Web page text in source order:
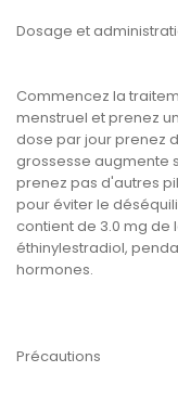
Dosage et
Commencez la
menstruel et prenez
dose par jour prenez
grossesse augmente
prenez pas d'autres
pour éviter le
contient de 3.0 mg de
éthinylestradiol,
hormones.
Précautions